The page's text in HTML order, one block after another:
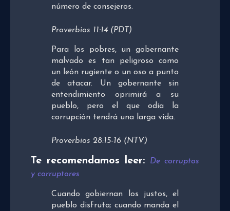
número de consejeros.
Proverbios 11:14 (PDT)
Para los pobres, un gobernante
malvado es tan peligroso como
un león rugiente o un oso a punto
de atacar. Un gobernante sin
entendimiento oprimirá a su
pueblo, pero el que odia la
corrupción tendrá una larga vida.
Proverbios 28:15-16 (NTV)
Te recomendamos leer:
De corruptos
y corruptores
Cuando gobiernan los justos, el
pueblo disfruta; cuando manda el